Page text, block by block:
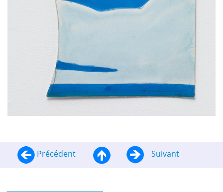
Précédent Suivant